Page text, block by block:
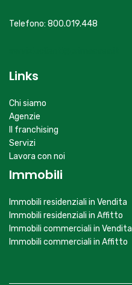
Telefono: 800.019.448
Links
Chi siamo
Agenzie
Il franchising
Servizi
Lavora con noi
Immobili
Immobili residenziali in Vendita
Immobili residenziali in Affitto
Immobili commerciali in Vendita
Immobili commerciali in Affitto